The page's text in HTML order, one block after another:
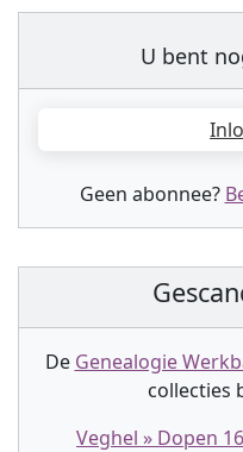
U bent
Geen abonnee?
De Genealogie
collecties
Veghel » Dopen